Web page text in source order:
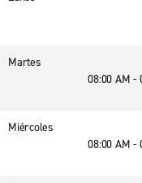
Martes
08:00 AM -
Miércoles
08:00 AM -